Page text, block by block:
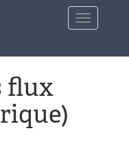
Toggle
navigation
flux